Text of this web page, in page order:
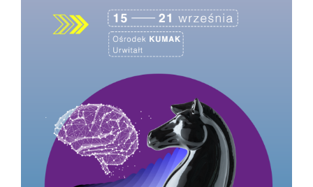
Serwis Naukowy UW
Baza publikacji
Nasze osiągnięcia
Popularyzacja
Spotkasz nas